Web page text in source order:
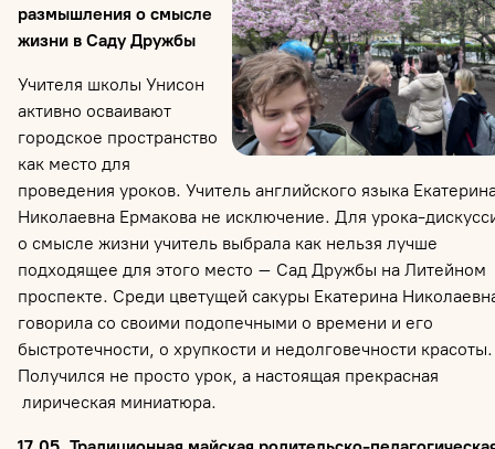
размышления о смысле
жизни в Саду Дружбы
Учителя школы Унисон
активно осваивают
городское пространство
как место для
проведения уроков. Учитель английского языка
Николаевна Ермакова не исключение. Для урока-
о смысле жизни учитель выбрала как нельзя лучше
подходящее для этого место – Сад Дружбы на Литейном
проспекте. Среди цветущей сакуры Екатерина
говорила со своими подопечными о времени и его
быстротечности, о хрупкости и недолговечности красоты.
Получился не просто урок, а настоящая прекрасная
лирическая миниатюра.